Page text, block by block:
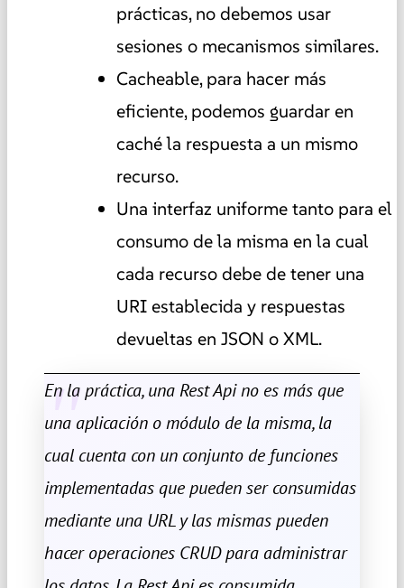
prácticas, no debemos usar
sesiones o mecanismos similares.
Cacheable, para hacer más
eficiente, podemos guardar en
caché la respuesta a un mismo
recurso.
Una interfaz uniforme tanto para el
consumo de la misma en la cual
cada recurso debe de tener una
URI establecida y respuestas
devueltas en JSON o XML.
En la práctica, una Rest Api no es más que
una aplicación o módulo de la misma, la
cual cuenta con un conjunto de funciones
implementadas que pueden ser consumidas
mediante una URL y las mismas pueden
hacer operaciones CRUD para administrar